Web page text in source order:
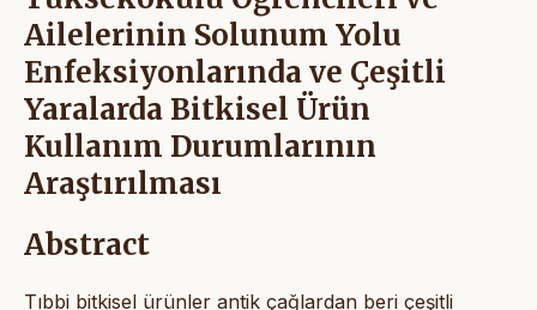
Ailelerinin Solunum Yolu
Enfeksiyonlarında ve Çeşitli
Yaralarda Bitkisel Ürün
Kullanım Durumlarının
Araştırılması
Abstract
Tıbbi bitkisel ürünler antik çağlardan beri çeşitli